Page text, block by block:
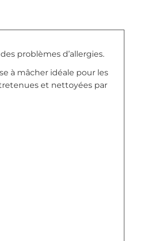
problèmes d’allergies.
à mâcher idéale pour les
et nettoyées par